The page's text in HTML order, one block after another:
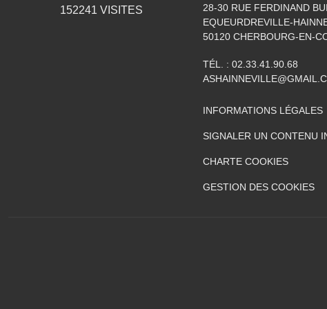
152241 VISITES
28-30 RUE FERDINAND
EQUEURDREVILLE-
50120 CHERBOURG-EN-
TÉL. : 02.33.41.90.68
INFORMATIONS LÉGALES
SIGNALER UN CONTENU
CHARTE COOKIES
GESTION DES COOKIES